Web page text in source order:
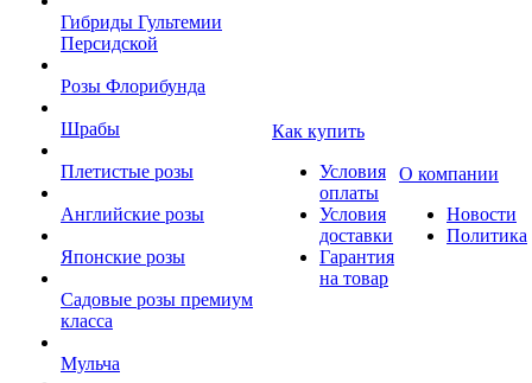
Гибриды Гультемии
Персидской
Розы Флорибунда
Шрабы
Плетистые розы
Английские розы
Японские розы
Садовые розы премиум
класса
Мульча
Как купить
Условия
оплаты
Условия
доставки
Гарантия
на товар
О компании
Новости
Политика